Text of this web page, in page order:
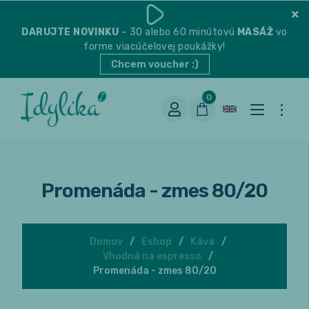
DARUJTE NOVINKU – 30 alebo 60 minútovú MASÁŽ vo
forme viacúčelovej poukážky!
Chcem voucher :)
Vhodná na espresso
0
Promenáda - zmes 80/20
Domov Eshop
Káva
Vhodná na espresso
Promenáda - zmes 80/20